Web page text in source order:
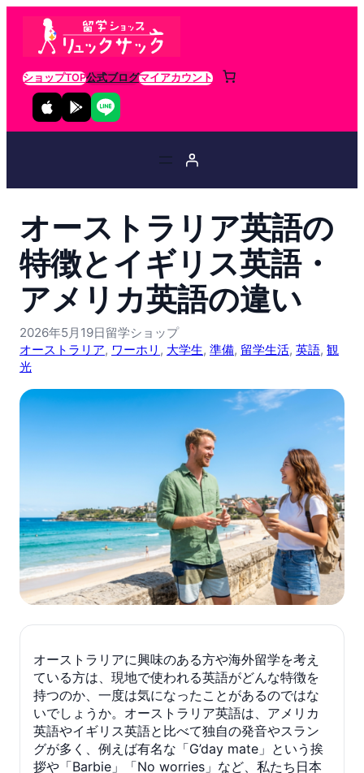
ショップTOP公式ブログマイアカウント
オーストラリア英語の
特徴とイギリス英語・
アメリカ英語の違い
2026年5月19日留学ショップ
オーストラリア, ワーホリ , 大学生, 準備, 留学生活, 英語, 観
光
オーストラリアに興味のある方や海外留学を考え
ている方は、現地で使われる英語がどんな特徴を
持つのか、一度は気になったことがあるのではな
いでしょうか。オーストラリア英語は、アメリカ
英語やイギリス英語と比べて独自の発音やスラン
グが多く、例えば有名な「G’day mate」という挨
拶や「Barbie」「No worries」など、私たち日本